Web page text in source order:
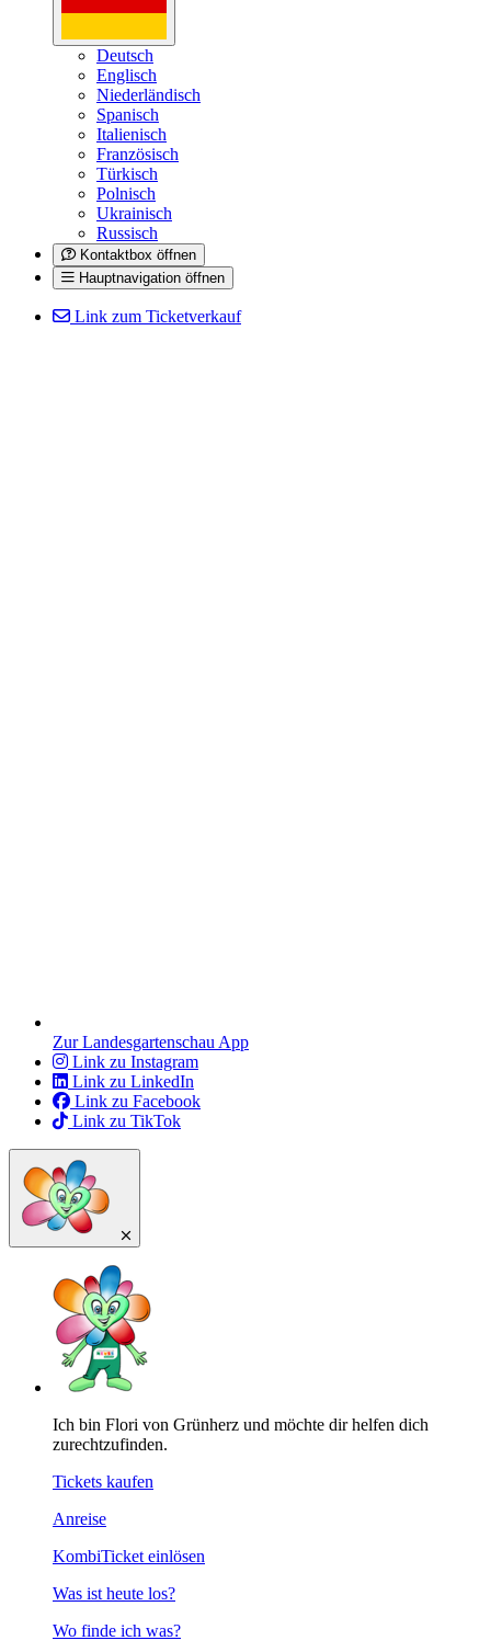
Deutsch
Englisch
Niederländisch
Spanisch
Italienisch
Französisch
Türkisch
Polnisch
Ukrainisch
Russisch
Kontaktbox öffnen
Hauptnavigation öffnen
Link zum Ticketverkauf
Zur Landesgartenschau App
Link zu Instagram
Link zu LinkedIn
Link zu Facebook
Link zu TikTok
Ich bin Flori von Grünherz und möchte dir helfen dich
zurechtzufinden.
Tickets kaufen
Anreise
KombiTicket einlösen
Was ist heute los?
Wo finde ich was?